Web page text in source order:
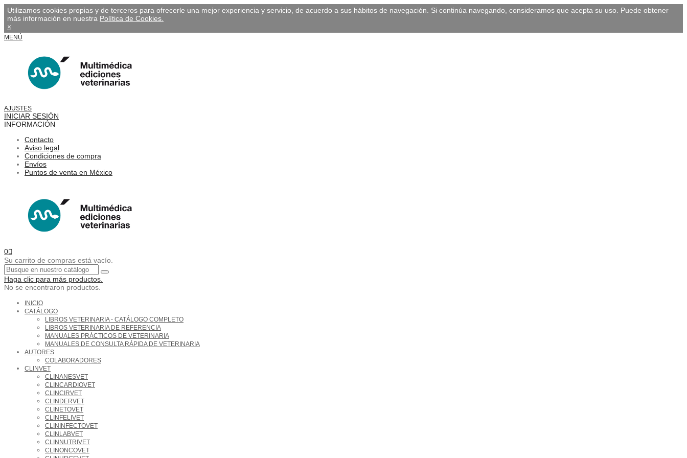
Utilizamos cookies propias y de terceros para ofrecerle una mejor experiencia y servicio, de acuerdo a sus hábitos de navegación. Si continúa navegando, consideramos que acepta su uso. Puede obtener
más información en nuestra Política de Cookies.
×
MENÚ
AJUSTES
INICIAR SESIÓN
INFORMACIÓN
Contacto
Aviso legal
Condiciones de compra
Envíos
Puntos de venta en México
0
Su carrito de compras está vacío.
Haga clic para más productos.
No se encontraron productos.
INICIO
CATÁLOGO
LIBROS VETERINARIA - CATÁLOGO COMPLETO
LIBROS VETERINARIA DE REFERENCIA
MANUALES PRÁCTICOS DE VETERINARIA
MANUALES DE CONSULTA RÁPIDA DE VETERINARIA
AUTORES
COLABORADORES
CLINVET
CLINANESVET
CLINCARDIOVET
CLINCIRVET
CLINDERVET
CLINETOVET
CLINFELIVET
CLININFECTOVET
CLINLABVET
CLINNUTRIVET
CLINONCOVET